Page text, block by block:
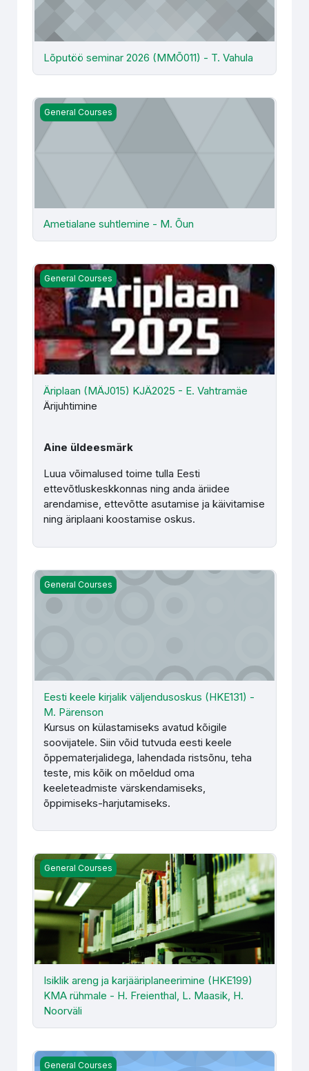
Lõputöö seminar 2026 (MMÕ011) - T. Vahula
Ametialane suhtlemine - M. Õun
General Courses
Ametialane suhtlemine - M. Õun
Äriplaan (MÄJ015) KJÄ2025 - E. Vahtramäe
General Courses
Äriplaan (MÄJ015) KJÄ2025 - E. Vahtramäe
Ärijuhtimine
Aine üldeesmärk
Luua võimalused toime tulla Eesti
ettevõtluskeskkonnas ning anda äriidee
arendamise, ettevõtte asutamise ja käivitamise
ning äriplaani koostamise oskus.
Eesti keele kirjalik väljendusoskus (HKE131) - M.
General Courses
Eesti keele kirjalik väljendusoskus (HKE131) -
M. Pärenson
Kursus on külastamiseks avatud kõigile
soovijatele. Siin võid tutvuda eesti keele
õppematerjalidega, lahendada ristsõnu, teha
teste, mis kõik on mõeldud oma
keeleteadmiste värskendamiseks,
õppimiseks-harjutamiseks.
Isiklik areng ja karjääriplaneerimine (HKE199) KMA
General Courses
Isiklik areng ja karjääriplaneerimine (HKE199)
KMA rühmale - H. Freienthal, L. Maasik, H.
Noorväli
Ettevõtlus (MÄJ013) KÄJ2025 - E. Vahtramäe
General Courses